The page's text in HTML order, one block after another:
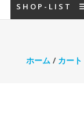
S H O P - L I S T
ホーム / カート